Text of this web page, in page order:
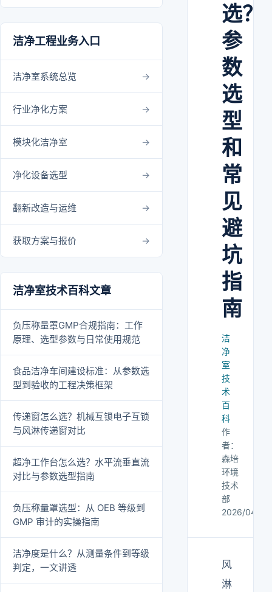
洁净工程业务入口
洁净室系统总览
行业净化方案
模块化洁净室
净化设备选型
翻新改造与运维
获取方案与报价
洁净室技术百科文章
负压称量罩GMP合规指南：工作
原理、选型参数与日常使用规范
食品洁净车间建设标准：从参数选
型到验收的工程决策框架
传递窗怎么选？机械互锁电子互锁
与风淋传递窗对比
超净工作台怎么选？水平流垂直流
对比与参数选型指南
负压称量罩选型：从 OEB 等级到
GMP 审计的实操指南
洁净度是什么？从测量条件到等级
判定，一文讲透
选？
参
数
选
型
和
常
见
避
坑
指
南
洁
净
室
技
术
百
科
作
者：
森培
环境
技术
部
2026/04/30
风
淋